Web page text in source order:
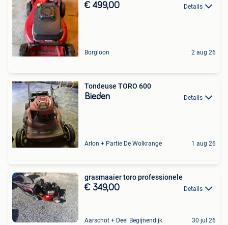
€ 499,00 Details
Borgloon 2 aug 26
Tondeuse TORO 600
Bieden Details
Arlon + Partie De Wolkrange 1 aug 26
grasmaaier toro professionele
€ 349,00 Details
Aarschot + Deel Begijnendijk 30 jul 26